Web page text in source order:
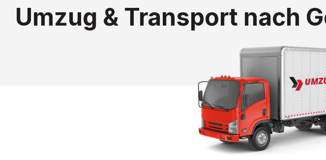
Umzug & Transport nach